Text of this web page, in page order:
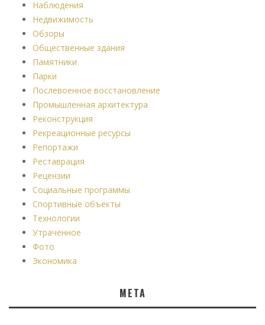
Наблюдения
Недвижимость
Обзоры
Общественные здания
Памятники
Парки
Послевоенное восстановление
Промышленная архитектура
Реконструкция
Рекреационные ресурсы
Репортажи
Реставрация
Рецензии
Социальные программы
Спортивные объекты
Технологии
Утраченное
Фото
Экономика
МЕТА